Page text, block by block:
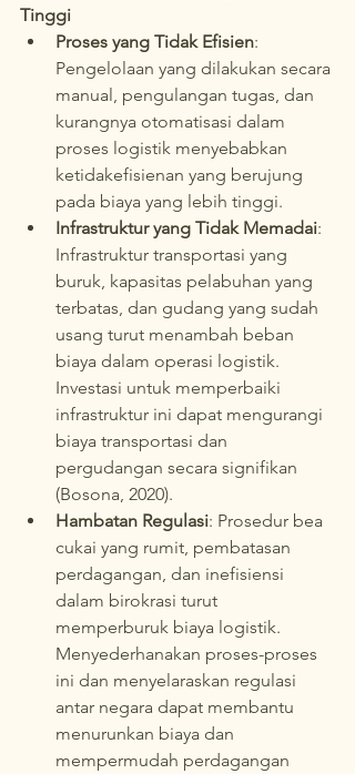
Tinggi
Proses yang Tidak Efisien:
Pengelolaan yang dilakukan secara
manual, pengulangan tugas, dan
kurangnya otomatisasi dalam
proses logistik menyebabkan
ketidakefisienan yang berujung
pada biaya yang lebih tinggi.
Infrastruktur yang Tidak Memadai:
Infrastruktur transportasi yang
buruk, kapasitas pelabuhan yang
terbatas, dan gudang yang sudah
usang turut menambah beban
biaya dalam operasi logistik.
Investasi untuk memperbaiki
infrastruktur ini dapat mengurangi
biaya transportasi dan
pergudangan secara signifikan
(Bosona, 2020).
Hambatan Regulasi: Prosedur bea
cukai yang rumit, pembatasan
perdagangan, dan inefisiensi
dalam birokrasi turut
memperburuk biaya logistik.
Menyederhanakan proses-proses
ini dan menyelaraskan regulasi
antar negara dapat membantu
menurunkan biaya dan
mempermudah perdagangan